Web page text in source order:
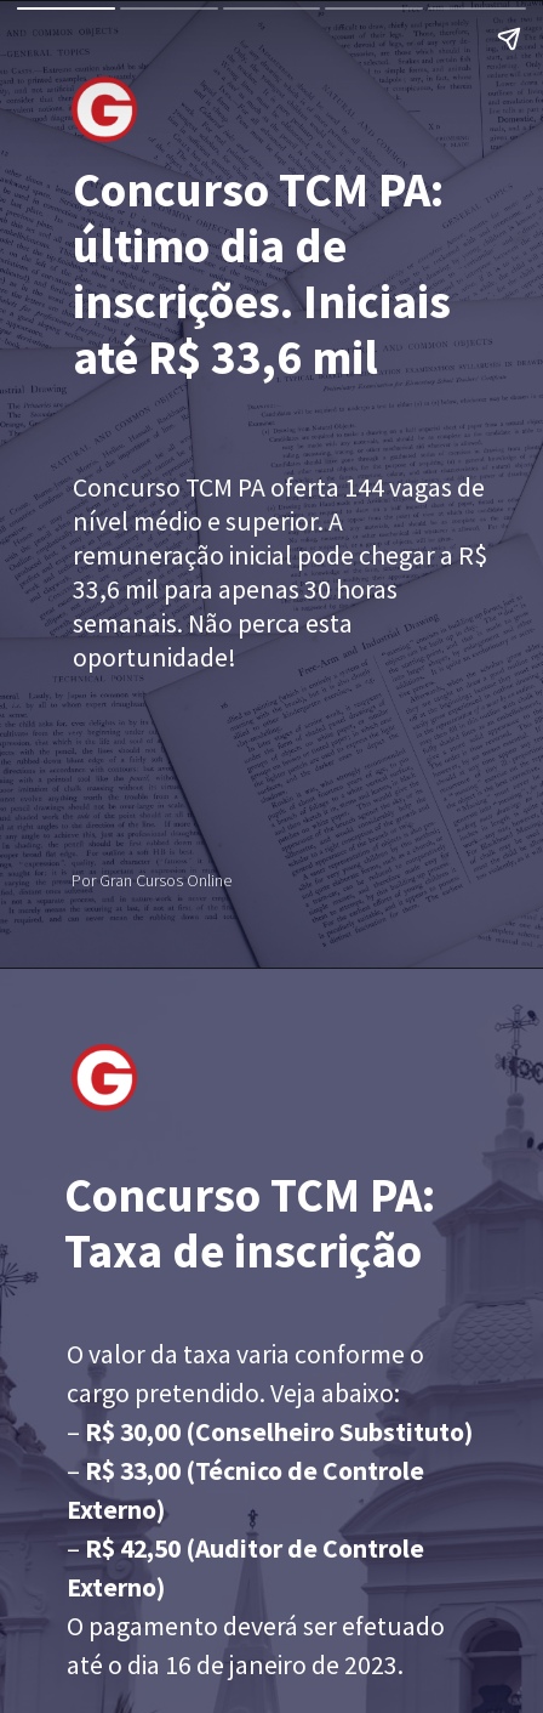
Concurso TCM PA:
último dia de
inscrições. Iniciais
até R$ 33,6 mil
Concurso TCM PA oferta 144 vagas de
nível médio e superior. A
remuneração inicial pode chegar a R$
33,6 mil para apenas 30 horas
semanais. Não perca esta
oportunidade!
Por Gran Cursos Online
Concurso TCM PA:
Taxa de inscrição
O valor da taxa varia conforme o
cargo pretendido. Veja abaixo:
– R$ 30,00 (Conselheiro Substituto)
– R$ 33,00 (Técnico de Controle
Externo)
– R$ 42,50 (Auditor de Controle
Externo)
O pagamento deverá ser efetuado
até o dia 16 de janeiro de 2023.